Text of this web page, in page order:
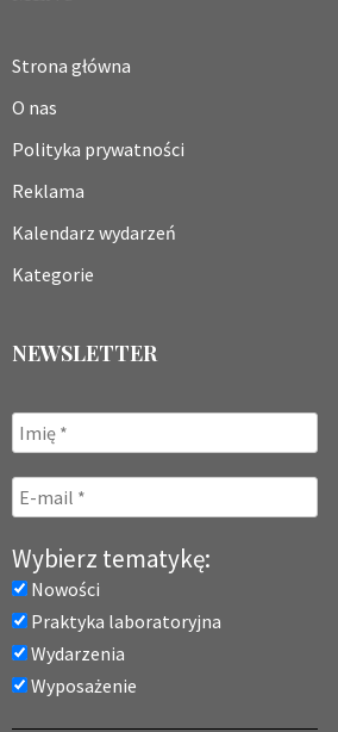
Strona główna
O nas
Polityka prywatności
Reklama
Kalendarz wydarzeń
Kategorie
NEWSLETTER
Wybierz tematykę:
Nowości
Praktyka laboratoryjna
Wydarzenia
Wyposażenie